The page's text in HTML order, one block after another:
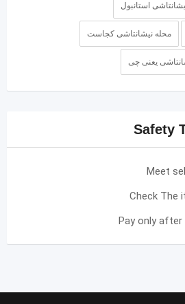
استانبول
محله نیشانتاشی کجاست
یعنی چی
Safety
Meet
Check The
Pay only